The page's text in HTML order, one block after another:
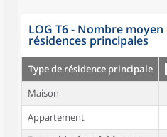
LOG T6 - Nombre moyen
résidences principales
Type de résidence principale
Maison
Appartement